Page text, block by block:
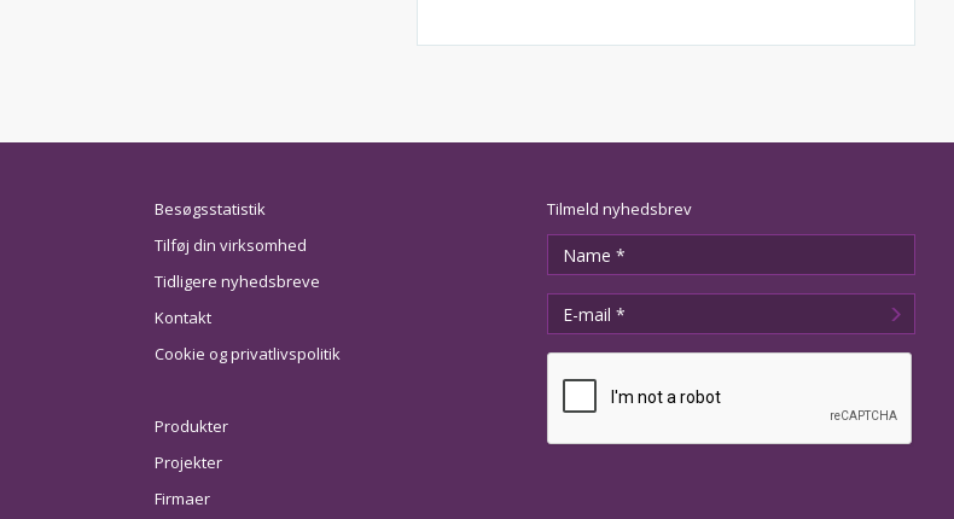
Besøgsstatistik
Tilføj din virksomhed
Tidligere nyhedsbreve
Kontakt
Cookie og privatlivspolitik
Produkter
Projekter
Firmaer
Tilmeld nyhedsbrev